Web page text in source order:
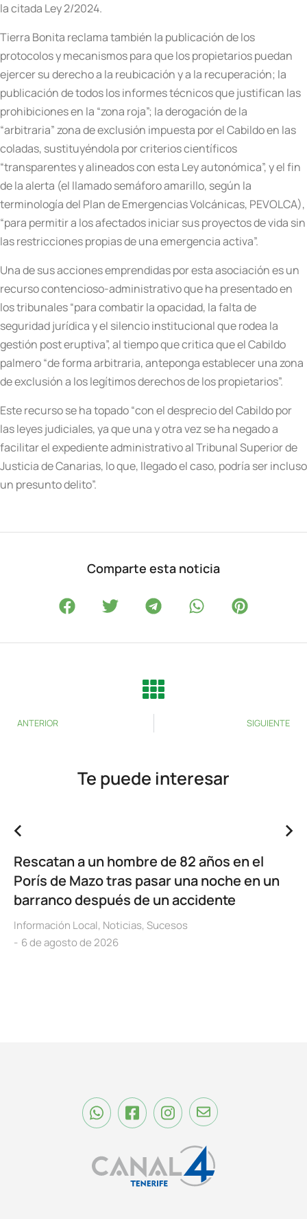
la citada Ley 2/2024.
Tierra Bonita reclama también la publicación de los
protocolos y mecanismos para que los propietarios puedan
ejercer su derecho a la reubicación y a la recuperación; la
publicación de todos los informes técnicos que justifican las
prohibiciones en la “zona roja”; la derogación de la
“arbitraria” zona de exclusión impuesta por el Cabildo en las
coladas, sustituyéndola por criterios científicos
“transparentes y alineados con esta Ley autonómica”, y el fin
de la alerta (el llamado semáforo amarillo, según la
terminología del Plan de Emergencias Volcánicas, PEVOLCA),
“para permitir a los afectados iniciar sus proyectos de vida sin
las restricciones propias de una emergencia activa”.
Una de sus acciones emprendidas por esta asociación es un
recurso contencioso-administrativo que ha presentado en
los tribunales “para combatir la opacidad, la falta de
seguridad jurídica y el silencio institucional que rodea la
gestión post eruptiva”, al tiempo que critica que el Cabildo
palmero “de forma arbitraria, anteponga establecer una zona
de exclusión a los legítimos derechos de los propietarios”.
Este recurso se ha topado “con el desprecio del Cabildo por
las leyes judiciales, ya que una y otra vez se ha negado a
facilitar el expediente administrativo al Tribunal Superior de
Justicia de Canarias, lo que, llegado el caso, podría ser incluso
un presunto delito”.
Comparte esta noticia
ANTERIOR SIGUIENTE
Te puede interesar
Rescatan a un hombre de 82 años en el
Porís de Mazo tras pasar una noche en un
barranco después de un accidente
Información Local, Noticias, Sucesos
6 de agosto de 2026